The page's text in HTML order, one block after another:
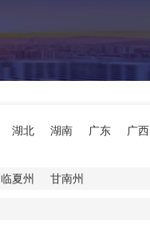
湖北 湖南 广东
广西
临夏州 甘南州